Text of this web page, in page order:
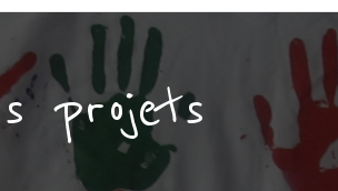
projets